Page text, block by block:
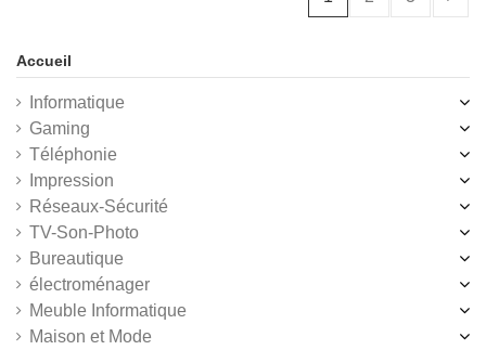
Accueil
Informatique
Gaming
Téléphonie
Impression
Réseaux-Sécurité
TV-Son-Photo
Bureautique
électroménager
Meuble Informatique
Maison et Mode